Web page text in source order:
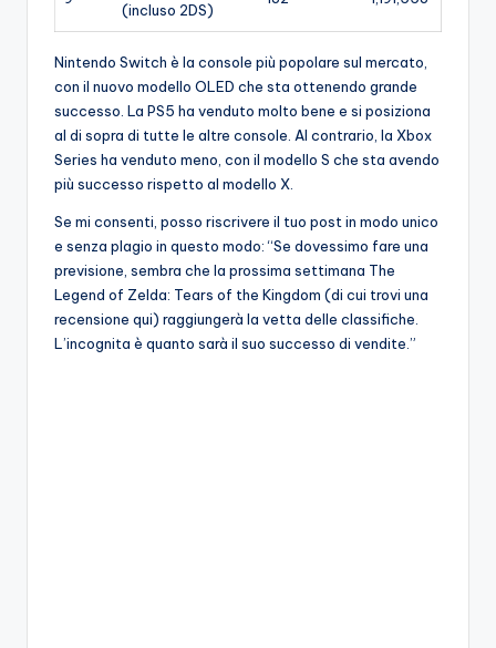
(incluso 2DS)
Nintendo Switch è la console più popolare sul mercato,
con il nuovo modello OLED che sta ottenendo grande
successo. La PS5 ha venduto molto bene e si posiziona
al di sopra di tutte le altre console. Al contrario, la Xbox
Series ha venduto meno, con il modello S che sta avendo
più successo rispetto al modello X.
Se mi consenti, posso riscrivere il tuo post in modo unico
e senza plagio in questo modo: “Se dovessimo fare una
previsione, sembra che la prossima settimana The
Legend of Zelda: Tears of the Kingdom (di cui trovi una
recensione qui) raggiungerà la vetta delle classifiche.
L’incognita è quanto sarà il suo successo di vendite.”